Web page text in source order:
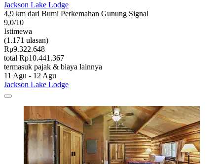
Jackson Lake Lodge
4,9 km dari Bumi Perkemahan Gunung Signal
9,0/10
Istimewa
(1.171 ulasan)
Rp9.322.648
total Rp10.441.367
termasuk pajak & biaya lainnya
11 Agu - 12 Agu
Jackson Lake Lodge